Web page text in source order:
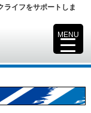
ライフをサポートしま
MENU